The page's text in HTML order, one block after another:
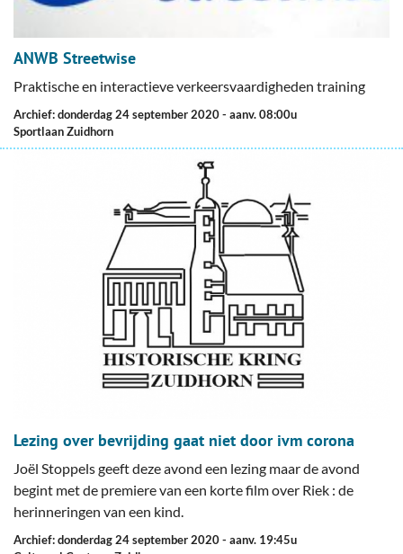
ANWB Streetwise
Praktische en interactieve verkeersvaardigheden training
Archief: donderdag 24 september 2020- aanv. 08:00u
Sportlaan Zuidhorn
Lezing over bevrijding gaat niet door ivm corona
Joël Stoppels geeft deze avond een lezing maar de avond
begint met de premiere van een korte film over Riek : de
herinneringen van een kind.
Archief: donderdag 24 september 2020- aanv. 19:45u